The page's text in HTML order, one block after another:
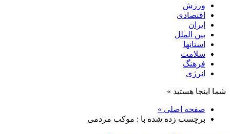
ورزش
اقتصادی
ایران
بین الملل
استانها
سلامت
فرهنگ
انرژی
شما اینجا هستید »
صفحه اصلی »
برچسب زده شده با : موکب مردمی